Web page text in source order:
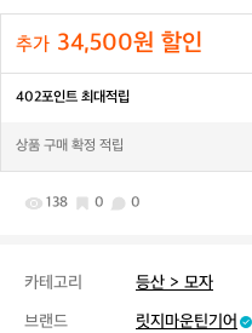
추가 34,500원 할인
402포인트 최대적립
상품 구매 확정 적립
138 0 0
카테고리
등산 > 모자
브랜드
릿지마운틴기어